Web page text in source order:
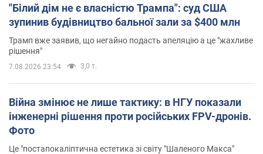
"Білий дім не є власністю Трампа": суд США
зупинив будівництво бальної зали за $400 млн
Трамп вже заявив, що негайно подасть апеляцію а це "жахливе
рішення"
7.08.2026 23:54 3,0 т.
Війна змінює не лише тактику: в НГУ показали
інженерні рішення проти російських FPV-дронів.
Фото
Це "постапокаліптична естетика зі світу "Шаленого Макса"